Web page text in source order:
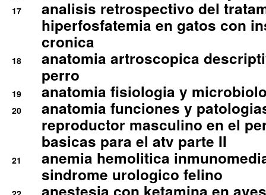
17
analisis retrospectivo del
hiperfosfatemia en gatos con
cronica
18
anatomia artroscopica
perro
19 anatomia fisiologia y
20
anatomia funciones y
reproductor masculino en el
basicas para el atv parte II
21
anemia hemolitica
sindrome urologico felino
anestesia con ketamina en